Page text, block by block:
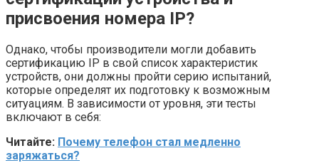
присвоения номера IP?
Однако, чтобы производители могли добавить
сертификацию IP в свой список характеристик
устройств, они должны пройти серию испытаний,
которые определят их подготовку к возможным
ситуациям. В зависимости от уровня, эти тесты
включают в себя:
Читайте: Почему телефон стал медленно
заряжаться?